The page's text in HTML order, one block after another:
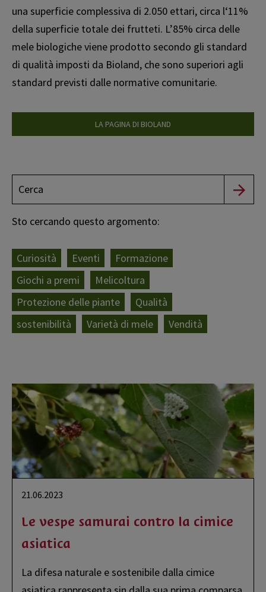
una superficie complessiva di 2.050 ettari, circa l‘11%
della superficie totale dei frutteti. L’85% circa delle
mele biologiche viene prodotto secondo gli standard
di qualità imposti da Bioland, che sono superiori agli
standard previsti dalle normative comunitarie.
LA PAGINA DI BIOLAND
Sto cercando questo argomento:
Curiosità Eventi
Formazione
Giochi a premi
Melicoltura
Protezione delle piante
Qualità
sostenibilità
Varietà di mele Vendità
21.06.2023
Le vespe samurai contro la cimice
asiatica
La difesa naturale e sostenibile dalla cimice